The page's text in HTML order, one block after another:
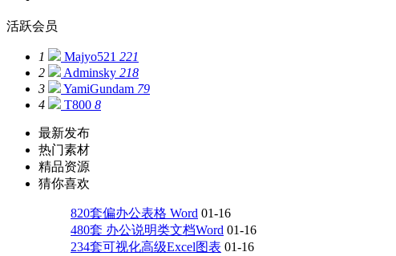
活跃会员
1 Majyo521 221
2
Adminsky 218
3
YamiGundam 79
4
T800 8
最新发布
热门素材
精品资源
猜你喜欢
820套偏办公表格 Word 01-16
480套 办公说明类文档Word 01-16
234套可视化高级Excel图表 01-16